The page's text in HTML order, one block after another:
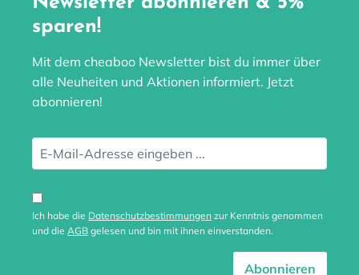
sparen!
Mit dem cheaboo Newsletter bist du immer über
alle Neuheiten und Aktionen informiert. Jetzt
abonnieren!
Ich habe die Datenschutzbestimmungen zur Kenntnis genommen
und die AGB gelesen und bin mit ihnen einverstanden.
Abonnieren